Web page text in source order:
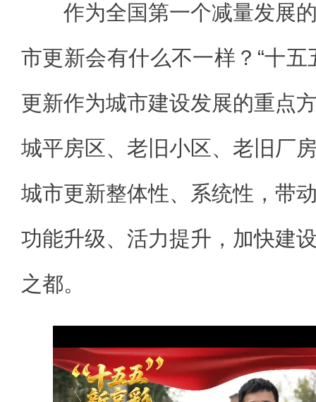
作为全国第一个减量发展
市更新会有什么不一样？“十五
更新作为城市建设发展的重点
城平房区、老旧小区、老旧厂
城市更新整体性、系统性，带
功能升级、活力提升，加快建
之都。